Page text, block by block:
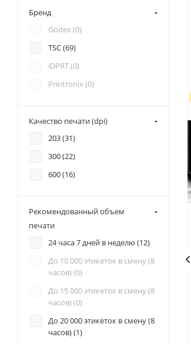
Бренд
Godex (0)
TSC (69)
iDPRT (0)
Printronix (0)
Качество печати (dpi)
203 (31)
300 (22)
600 (16)
Рекомендованный объем
печати
24 часа 7 дней в неделю (12)
До 10 000 этикеток в смену (8
часов) (0)
До 15 000 этикеток в смену (8
часов) (0)
До 20 000 этикеток в смену (8
часов) (1)